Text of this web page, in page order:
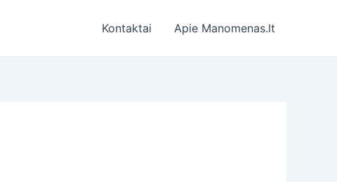
Kontaktai Apie Manomenas.lt